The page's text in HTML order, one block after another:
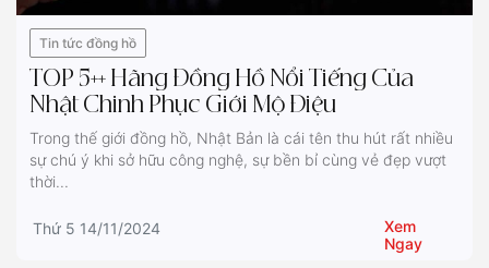
Tin tức đồng hồ
TOP 5++ Hãng Đồng Hồ Nổi Tiếng Của
Nhật Chinh Phục Giới Mộ Điệu
Trong thế giới đồng hồ, Nhật Bản là cái tên thu hút rất nhiều
sự chú ý khi sở hữu công nghệ, sự bền bỉ cùng vẻ đẹp vượt
thời...
Thứ 5 14/11/2024
Xem
Ngay